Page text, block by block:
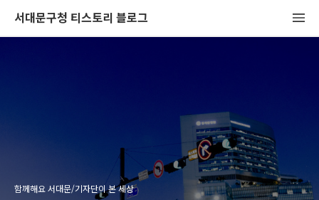
서대문구청 티스토리 블로그
함께해요 서대문/기자단이 본 세상